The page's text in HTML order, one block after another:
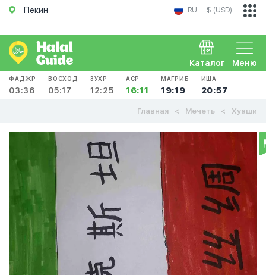
Пекин RU $ (USD)
Меню
Каталог
ФАДЖР
03:36
ВОСХОД
05:17
ЗУХР
12:25
АСР
16:11
МАГРИБ
19:19
ИША
20:57
Главная Мечеть Хуаши